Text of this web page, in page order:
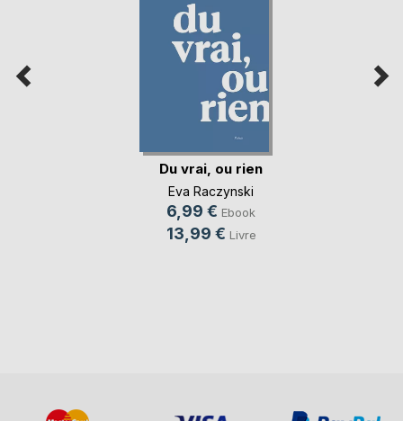
Du vrai, ou rien
Eva Raczynski
6,99 € Ebook
13,99 € Livre